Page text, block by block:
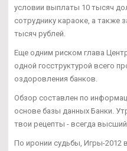
условии выплаты 10 тысяч
сотруднику караоке, а также
тысяч рублей.
Еще одним риском глава
одной госструктурой всего
оздоровления банков.
Обзор составлен по
основе базы данных Банки.
твои рецепты - всегда
По иронии судьбы, Игры-2012